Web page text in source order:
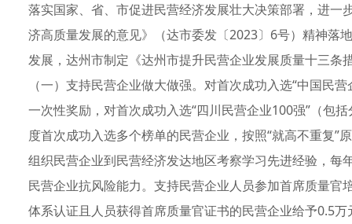
落实国家、省、市促进民营经济发展壮大决策部署，进
济高质量发展的意见》（达市委发〔2023〕6号）精神落
发展，达州市制定《达州市提升民营企业发展质量十三
（一）支持民营企业做大做强。对首次成功入选“中国民
一次性奖励，对首次成功入选“四川民营企业100强”（包
度首次成功入选多个榜单的民营企业，按照“就高不重复
组织民营企业到民营经济发达地区考察学习先进经验，
民营企业抗风险能力。支持民营企业人员参加首席质量
体系认证且人员获得首席质量官证书的民营企业给予0.5